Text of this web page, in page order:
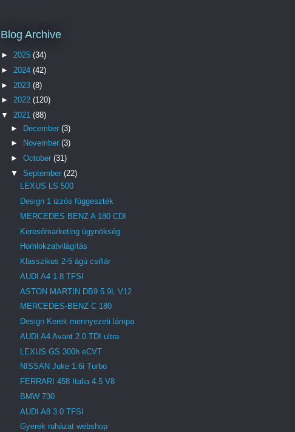
Blog Archive
► 2025 (34)
► 2024 (42)
► 2023 (8)
► 2022 (120)
▼ 2021 (88)
► December (3)
►
November (3)
► October (31)
▼ September (22)
LEXUS LS 500
Design 1 izzós függeszték
MERCEDES BENZ A 180 CDI
Keresőmarketing ügynökség
Homlokzatvilágítás
Klasszikus 2-5 ágú csillár
AUDI A4 1.8 TFSI
ASTON MARTIN DB9 5.9L V12
MERCEDES-BENZ C 180
Design Kerek mennyezeti lámpa
AUDI A4 Avant 2.0 TDI ultra
LEXUS GS 300h eCVT
NISSAN Juke 1.6i Turbo
FERRARI 458 Italia 4.5 V8
BMW 730
AUDI A8 3.0 TFSI
Gyerek ruházat webshop